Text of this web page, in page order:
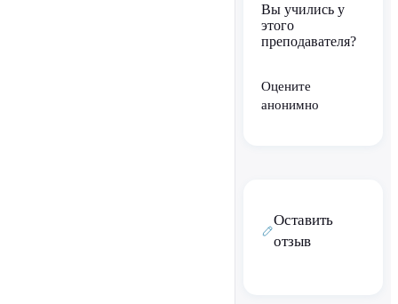
Вы учились у
этого
преподавателя?
Оцените
анонимно
Оставить
отзыв